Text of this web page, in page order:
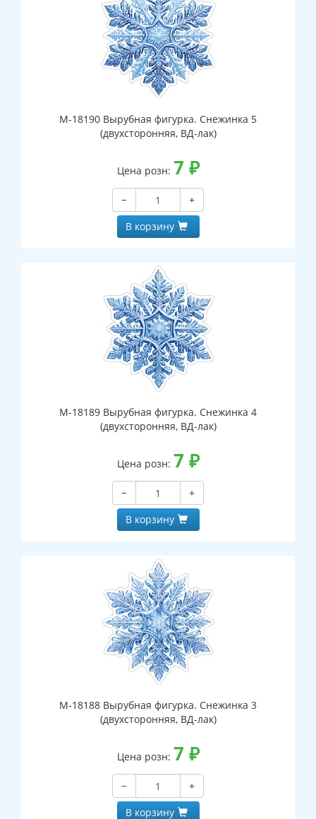
М-18190 Вырубная фигурка. Снежинка 5
(двухсторонняя, ВД-лак)
Цена розн: 7 ₽
−
+
В корзину
М-18189 Вырубная фигурка. Снежинка 4
(двухсторонняя, ВД-лак)
Цена розн: 7 ₽
−
+
В корзину
М-18188 Вырубная фигурка. Снежинка 3
(двухсторонняя, ВД-лак)
Цена розн: 7 ₽
−
+
В корзину